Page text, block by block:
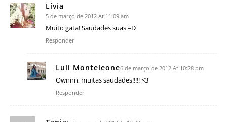
Lívia
5 de março de 2012 At 11:09 am
Muito gata! Saudades suas =D
Responder
Luli Monteleone6 de março de 2012 At 10:28 pm
Ownnn, muitas saudades!!!!! <3
Responder